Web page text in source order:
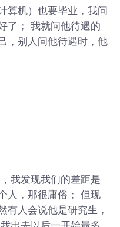
算机）也要毕业，我问
了； 我就问他待遇的
，别人问他待遇时，他
我发现我们的差距是
人，那很庸俗； 但现
有人会说他是研究生，